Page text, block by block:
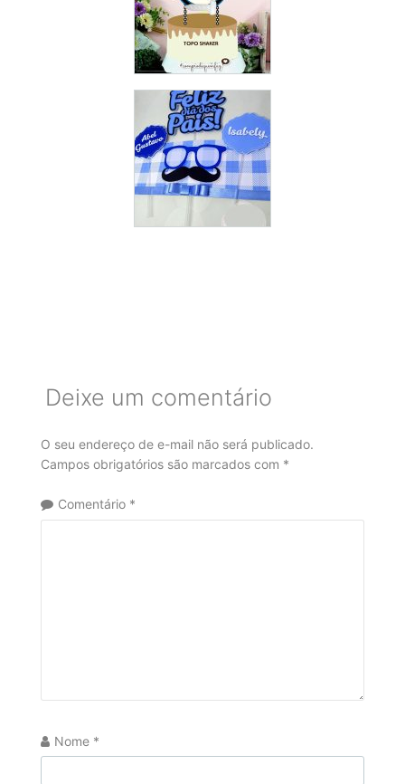
Deixe um comentário
O seu endereço de e-mail não será publicado.
Campos obrigatórios são marcados com *
Comentário *
Nome *